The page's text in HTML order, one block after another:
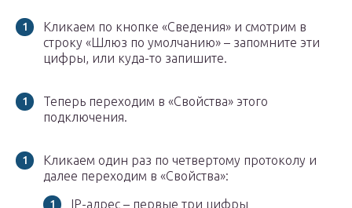
Кликаем по кнопке «Сведения» и смотрим в
строку «Шлюз по умолчанию» – запомните эти
цифры, или куда-то запишите.
Теперь переходим в «Свойства» этого
подключения.
Кликаем один раз по четвертому протоколу и
далее переходим в «Свойства»:
IP-адрес – первые три цифры